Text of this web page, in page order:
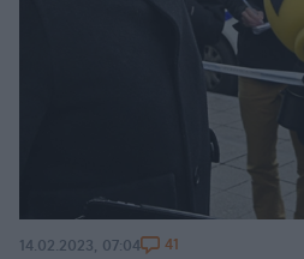
14.02.2023, 07:04 41